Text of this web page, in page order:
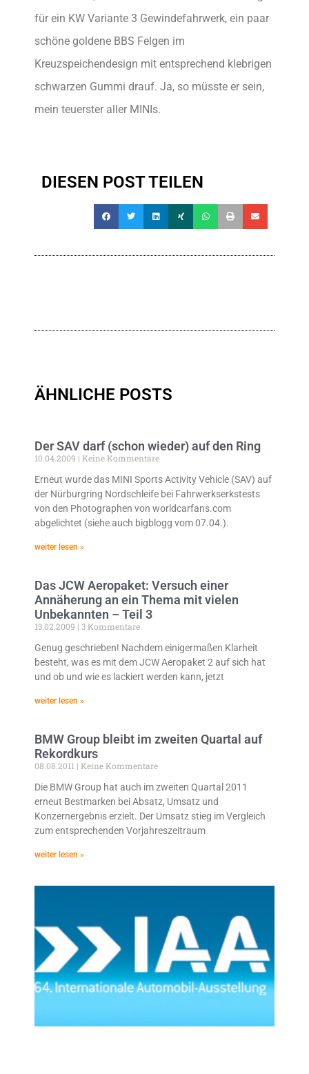
für ein KW Variante 3 Gewindefahrwerk, ein paar
schöne goldene BBS Felgen im
Kreuzspeichendesign mit entsprechend klebrigen
schwarzen Gummi drauf. Ja, so müsste er sein,
mein teuerster aller MINIs.
DIESEN POST TEILEN
ÄHNLICHE POSTS
Der SAV darf (schon wieder) auf den Ring
10.04.2009
Keine Kommentare
Erneut wurde das MINI Sports Activity Vehicle (SAV) auf
der Nürburgring Nordschleife bei Fahrwerkserkstests
von den Photographen von worldcarfans.com
abgelichtet (siehe auch bigblogg vom 07.04.).
weiter lesen »
Das JCW Aeropaket: Versuch einer
Annäherung an ein Thema mit vielen
Unbekannten – Teil 3
13.02.2009
3 Kommentare
Genug geschrieben! Nachdem einigermaßen Klarheit
besteht, was es mit dem JCW Aeropaket 2 auf sich hat
und ob und wie es lackiert werden kann, jetzt
weiter lesen »
BMW Group bleibt im zweiten Quartal auf
Rekordkurs
08.08.2011
Keine Kommentare
Die BMW Group hat auch im zweiten Quartal 2011
erneut Bestmarken bei Absatz, Umsatz und
Konzernergebnis erzielt. Der Umsatz stieg im Vergleich
zum entsprechenden Vorjahreszeitraum
weiter lesen »